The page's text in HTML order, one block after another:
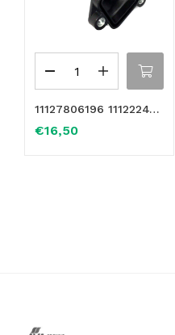
11127806196 11122247744 Flangia refrigerante con guarnizione senza termostato per BMW
€16,50